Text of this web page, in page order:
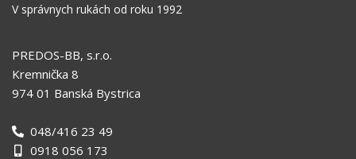
V správnych rukách od roku 1992
PREDOS-BB, s.r.o.
Kremnička 8
974 01 Banská Bystrica
048/416 23 49
0918 056 173